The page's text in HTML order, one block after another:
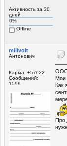
Активность за 30
дней
0%
Offline
milivolt
Антонович
Карма: +57/-22
Сообщений:
1599
Мои
Как
Про